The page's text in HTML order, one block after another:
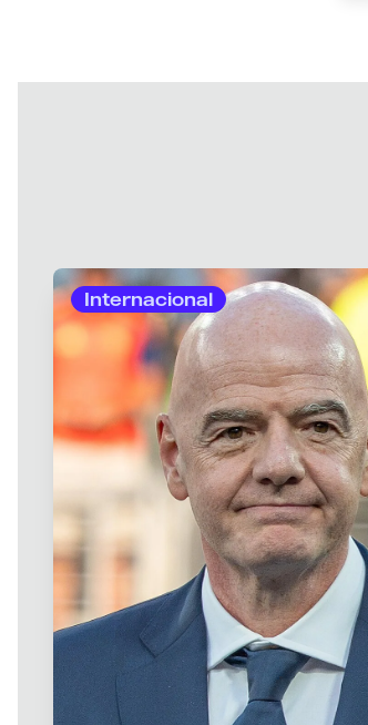
Internacional